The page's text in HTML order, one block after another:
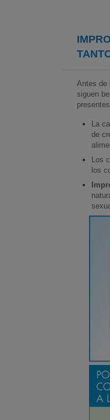
Antes de
siguen
La
de
Los
los